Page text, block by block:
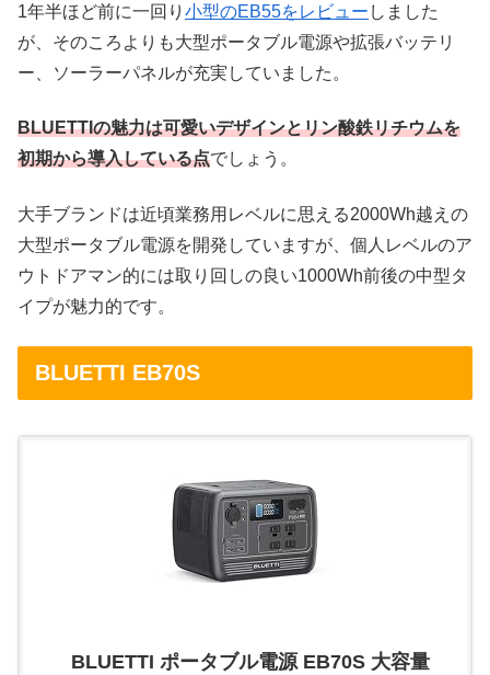
1年半ほど前に一回り 小型のEB55をレビュー しました
が、そのころよりも大型ポータブル電源や拡張バッテリ
ー、ソーラーパネルが充実していました。
BLUETTIの魅力は可愛いデザインとリン酸鉄リチウムを
初期から導入している点でしょう。
大手ブランドは近頃業務用レベルに思える2000Wh越えの
大型ポータブル電源を開発していますが、個人レベルのア
ウトドアマン的には取り回しの良い1000Wh前後の中型タ
イプが魅力的です。
BLUETTI EB70S
BLUETTI ポータブル電源 EB70S 大容量